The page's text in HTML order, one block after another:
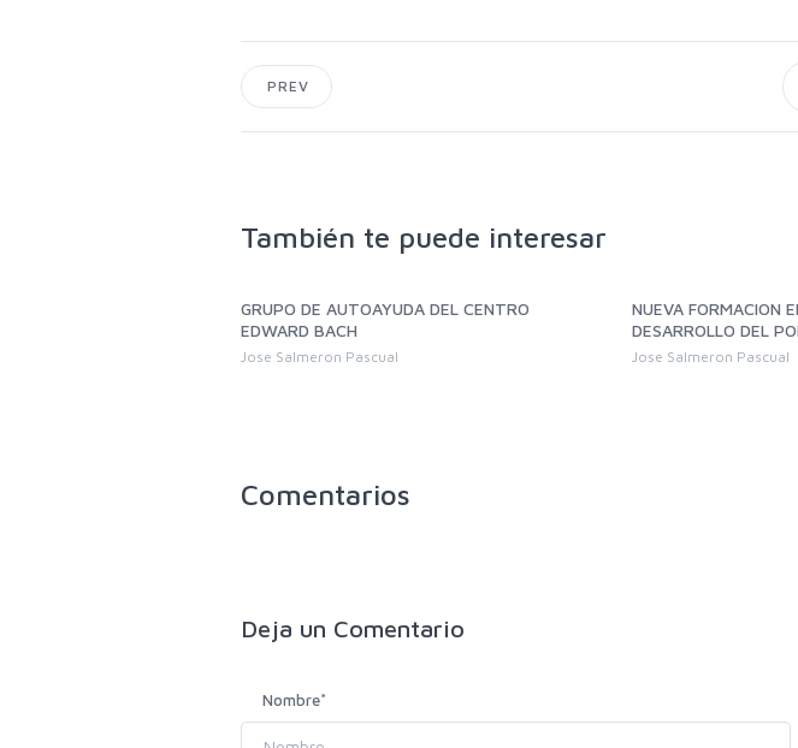
PREV
También te puede interesar
GRUPO DE AUTOAYUDA DEL CENTRO
EDWARD BACH
Jose Salmeron Pascual
NUEVA FORMACION
DESARROLLO DEL
Jose Salmeron Pascual
Comentarios
Deja un Comentario
Nombre*